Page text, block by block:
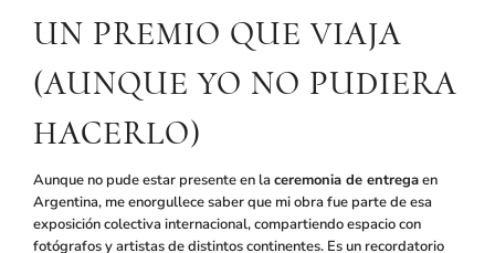
UN PREMIO QUE VIAJA
(AUNQUE YO NO PUDIERA
HACERLO)
Aunque no pude estar presente en laceremonia de entregaen
Argentina, me enorgullece saber que mi obra fue parte de esa
exposición colectiva internacional, compartiendo espacio con
fotógrafos y artistas de distintos continentes. Es un recordatorio